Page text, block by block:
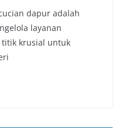
dapur adalah
layanan
titik krusial untuk